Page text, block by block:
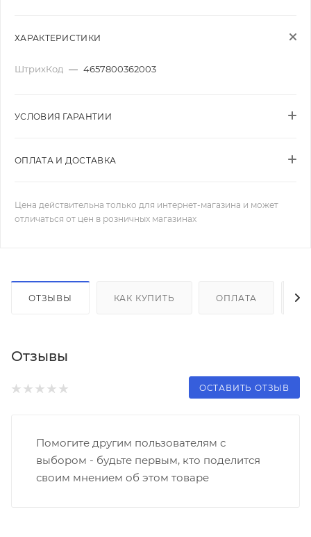
ХАРАКТЕРИСТИКИ
ШтрихКод — 4657800362003
УСЛОВИЯ ГАРАНТИИ
ОПЛАТА И ДОСТАВКА
Цена действительна только для интернет-магазина и может
отличаться от цен в розничных магазинах
ОТЗЫВЫ КАК КУПИТЬ ОПЛАТА
Отзывы
ОСТАВИТЬ ОТЗЫВ
Помогите другим пользователям с
выбором - будьте первым, кто поделится
своим мнением об этом товаре